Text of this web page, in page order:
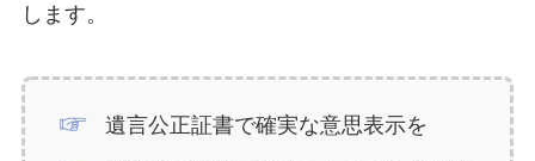
します。
遺言公正証書で確実な意思表示を